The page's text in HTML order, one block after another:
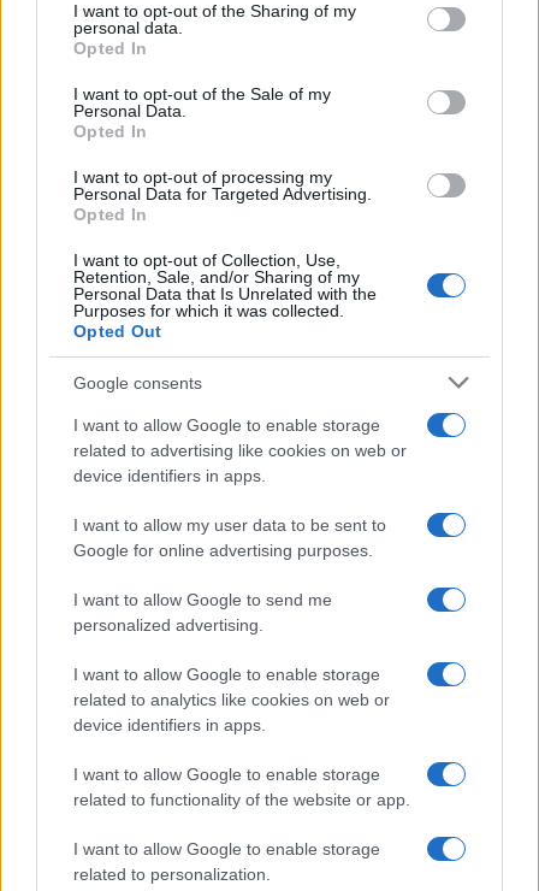
not limited to your visit or usage behaviour. You may click to
grant or deny consent to Google and its third-party tags to
use your data for below specified purposes in below Google
consent section.
I want to opt-out of the Sharing of my
personal data.
Opted In
I want to opt-out of the Sale of my
Personal Data.
Opted In
I want to opt-out of processing my
Personal Data for Targeted Advertising.
Opted In
I want to opt-out of Collection, Use,
Retention, Sale, and/or Sharing of my
Personal Data that Is Unrelated with the
Purposes for which it was collected.
Opted Out
Google consents
I want to allow Google to enable storage
related to advertising like cookies on web or
device identifiers in apps.
I want to allow my user data to be sent to
Google for online advertising purposes.
I want to allow Google to send me
personalized advertising.
I want to allow Google to enable storage
related to analytics like cookies on web or
device identifiers in apps.
I want to allow Google to enable storage
related to functionality of the website or app.
I want to allow Google to enable storage
related to personalization.
Continua a leggere
NERD NEWS
sull’evento nerd di Perugia
Andrea Conforti · 6 Ago 2026
NERD NEWS